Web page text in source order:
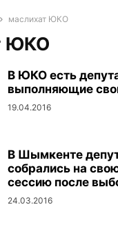
маслихат ЮКО
ЮКО
В ЮКО есть
выполняющие
19.04.2016
В Шымкенте
собрались на
сессию после
24.03.2016